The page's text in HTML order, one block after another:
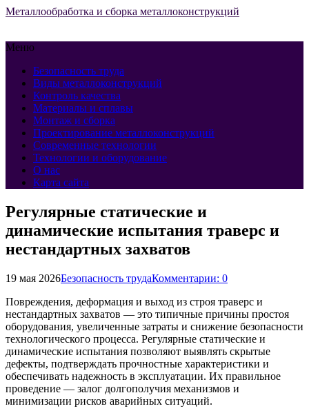
Металлообработка и сборка металлоконструкций
Меню
Безопасность труда
Виды металлоконструкций
Контроль качества
Материалы и сплавы
Монтаж и сборка
Проектирование металлоконструкций
Современные технологии
Технологии и оборудование
О нас
Карта сайта
Регулярные статические и
динамические испытания траверс и
нестандартных захватов
19 мая 2026Безопасность трудаКомментарии: 0
Повреждения, деформация и выход из строя траверс и
нестандартных захватов — это типичные причины простоя
оборудования, увеличенные затраты и снижение безопасности
технологического процесса. Регулярные статические и
динамические испытания позволяют выявлять скрытые
дефекты, подтверждать прочностные характеристики и
обеспечивать надежность в эксплуатации. Их правильное
проведение — залог долгополучия механизмов и
минимизации рисков аварийных ситуаций.